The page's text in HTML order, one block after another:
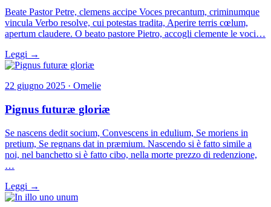
Beate Pastor Petre, clemens accipe Voces precantum, criminumque
vincula Verbo resolve, cui potestas tradita, Aperire terris cœlum,
apertum claudere. O beato pastore Pietro, accogli clemente le voci…
Leggi →
22 giugno 2025 · Omelie
Pignus futuræ gloriæ
Se nascens dedit socium, Convescens in edulium, Se moriens in
pretium, Se regnans dat in præmium. Nascendo si è fatto simile a
noi, nel banchetto si è fatto cibo, nella morte prezzo di redenzione,
…
Leggi →